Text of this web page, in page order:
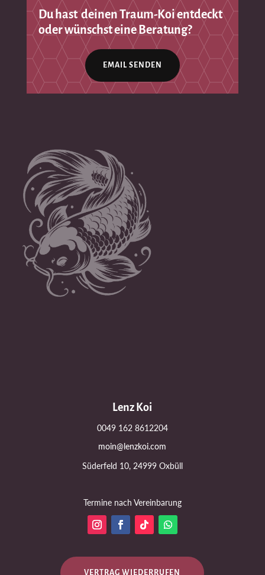
Du hast deinen Traum-Koi entdeckt
oder wünschst eine Beratung?
EMAIL SENDEN
Lenz Koi
0049 162 8612204
moin@lenzkoi.com
Süderfeld 10, 24999 Oxbüll
Termine nach Vereinbarung
VERTRAG WIEDERRUFEN